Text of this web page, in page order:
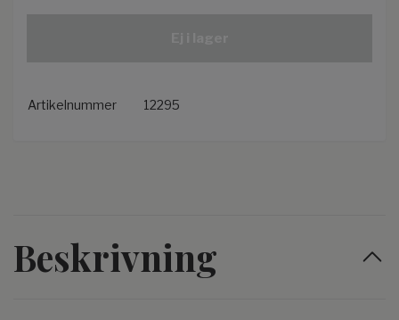
Artikelnummer 12295
Beskrivning